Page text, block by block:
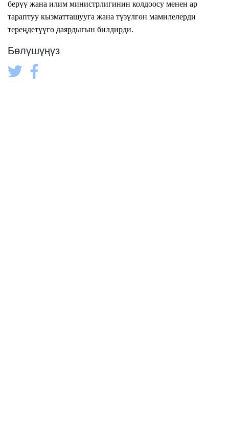
берүү жана илим министрлигинин колдоосу менен ар
тараптуу кызматташууга жана түзүлгөн мамилелерди
тереңдетүүгө даярдыгын билдирди.
Бөлүшүңүз